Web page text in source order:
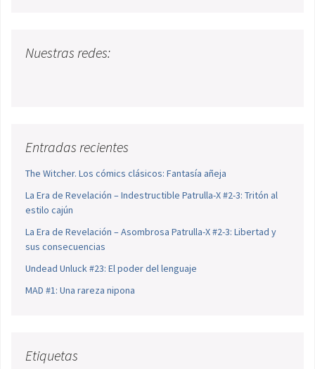
Nuestras redes:
Entradas recientes
The Witcher. Los cómics clásicos: Fantasía añeja
La Era de Revelación – Indestructible Patrulla-X #2-3: Tritón al
estilo cajún
La Era de Revelación – Asombrosa Patrulla-X #2-3: Libertad y
sus consecuencias
Undead Unluck #23: El poder del lenguaje
MAD #1: Una rareza nipona
Etiquetas